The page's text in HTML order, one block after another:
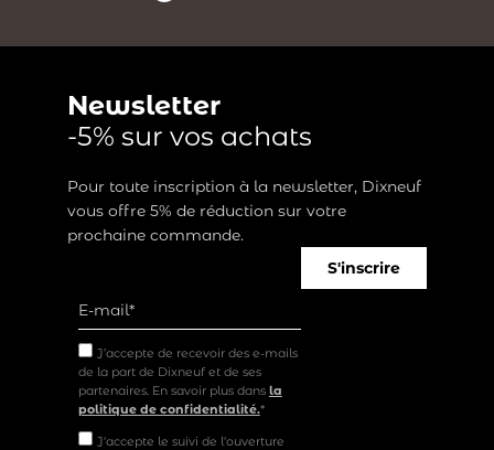
Newsletter
-5% sur vos achats
Pour toute inscription à la newsletter, Dixneuf
vous offre 5% de réduction sur votre
prochaine commande.
J’accepte de recevoir des e-mails
de la part de Dixneuf et de ses
partenaires. En savoir plus dans la
politique de confidentialité.*
J'accepte le suivi de l'ouverture
S'inscrire